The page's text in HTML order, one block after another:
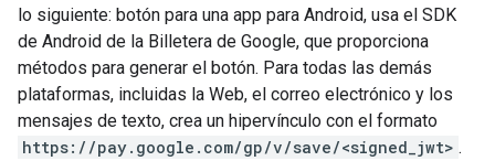
lo siguiente: botón para una app para Android, usa el SDK
de Android de la Billetera de Google, que proporciona
métodos para generar el botón. Para todas las demás
plataformas, incluidas la Web, el correo electrónico y los
mensajes de texto, crea un hipervínculo con el formato
https://pay.google.com/gp/v/save/<signed_jwt> .